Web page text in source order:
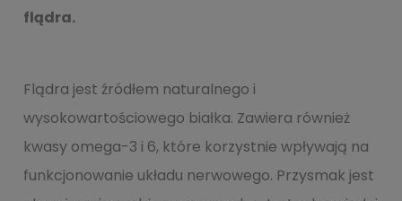
flądra.
Flądra jest źródłem naturalnego i
wysokowartościowego białka. Zawiera również
kwasy omega-3 i 6, które korzystnie wpływają na
funkcjonowanie układu nerwowego. Przysmak jest